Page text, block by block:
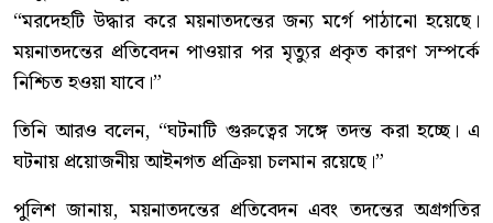
“মরদেহটি উদ্ধার করে ময়নাতদন্তের জন্য মর্গে পাঠানো হয়েছে।
ময়নাতদন্তের প্রতিবেদন পাওয়ার পর মৃত্যুর প্রকৃত কারণ সম্পর্কে
নিশ্চিত হওয়া যাবে।”
তিনি আরও বলেন, “ঘটনাটি গুরুত্বের সঙ্গে তদন্ত করা হচ্ছে। এ
ঘটনায় প্রয়োজনীয় আইনগত প্রক্রিয়া চলমান রয়েছে।”
পুলিশ জানায়, ময়নাতদন্তের প্রতিবেদন এবং তদন্তের অগ্রগতির